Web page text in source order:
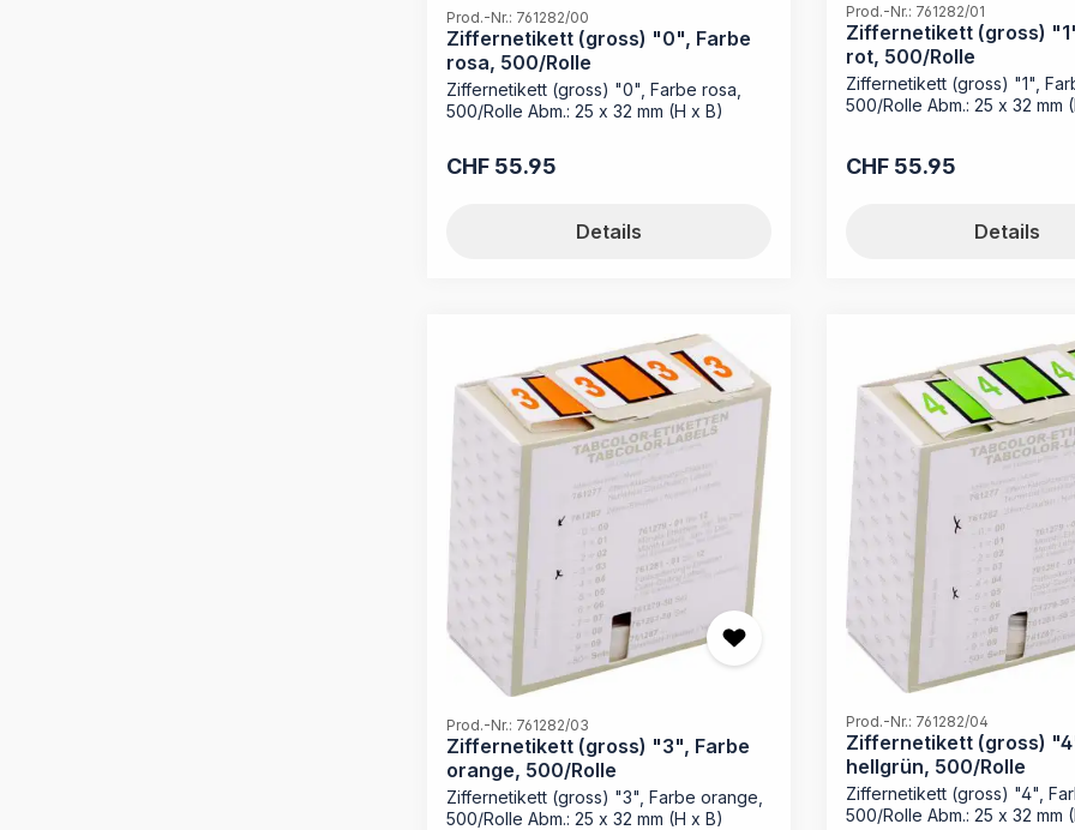
Prod.-Nr.: 761282/00
Ziffernetikett (gross) "0", Farbe
rosa, 500/Rolle
Ziffernetikett (gross) "0", Farbe rosa,
500/Rolle Abm.: 25 x 32 mm (H x B)
Regulärer Preis:
CHF 55.95
Details
Prod.-Nr.: 761282/01
Ziffernetikett (gross)
rot, 500/Rolle
Ziffernetikett (gross) "1",
500/Rolle Abm.: 25 x 32 mm
Regulärer Preis:
CHF 55.95
Details
Prod.-Nr.: 761282/03
Ziffernetikett (gross) "3", Farbe
orange, 500/Rolle
Ziffernetikett (gross) "3", Farbe orange,
500/Rolle Abm.: 25 x 32 mm (H x B)
Prod.-Nr.: 761282/04
Ziffernetikett (gross)
hellgrün, 500/Rolle
Ziffernetikett (gross) "4",
500/Rolle Abm.: 25 x 32 mm